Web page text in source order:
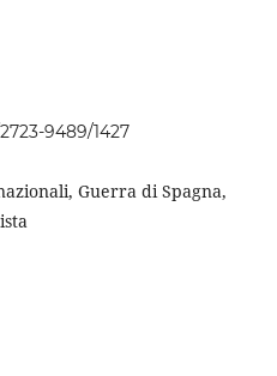
9489/1427
Guerra di Spagna,